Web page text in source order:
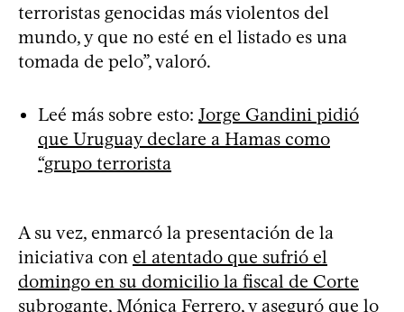
terroristas genocidas más violentos del
mundo, y que no esté en el listado es una
tomada de pelo”, valoró.
Leé más sobre esto: Jorge Gandini pidió
que Uruguay declare a Hamas como
“grupo terrorista
A su vez, enmarcó la presentación de la
iniciativa con el atentado que sufrió el
domingo en su domicilio la fiscal de Corte
subrogante, Mónica Ferrero, y aseguró que lo